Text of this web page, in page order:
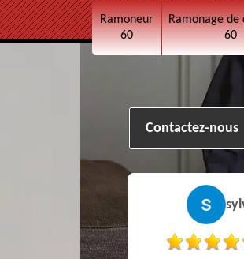
Ramoneur
60
Ramonage de
60
Contactez-nous